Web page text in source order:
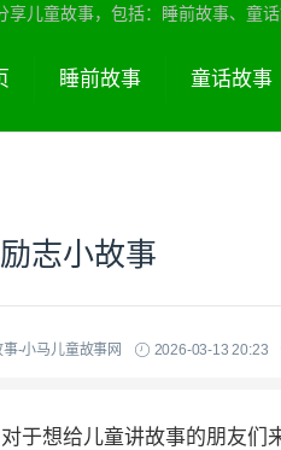
享儿童故事，包括：睡前故事、童
睡前故事 童话故事
志小故事
-小马儿童故事网 2026-03-13 20:23
于想给儿童讲故事的朋友们